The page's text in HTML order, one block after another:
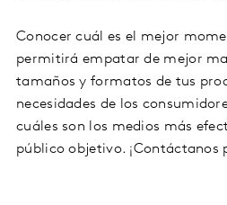
Conocer cuál es el mejor
permitirá empatar de mejor
tamaños y formatos de tus
necesidades de los
cuáles son los medios más
público objetivo. ¡Contáctanos